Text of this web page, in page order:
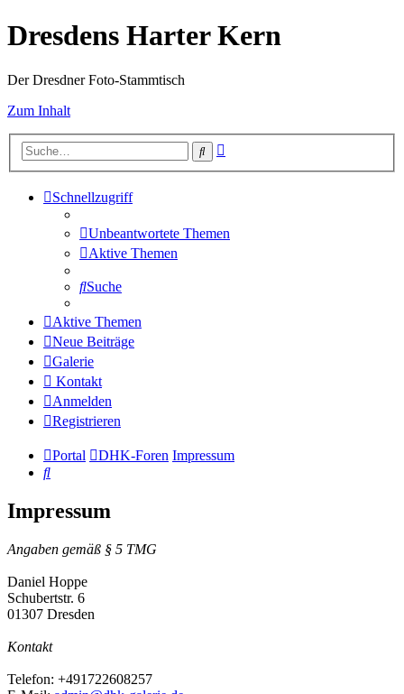
Dresdens Harter Kern
Der Dresdner Foto-Stammtisch
Zum Inhalt
Suche
Schnellzugriff
Unbeantwortete Themen
Aktive Themen
Suche
Aktive Themen
Neue Beiträge
Galerie
Kontakt
Anmelden
Registrieren
Portal DHK-Foren Impressum
Suche
Impressum
Angaben gemäß § 5 TMG
Daniel Hoppe
Schubertstr. 6
01307 Dresden
Kontakt
Telefon: +491722608257